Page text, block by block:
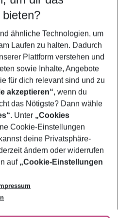
5-8 Nächte
anzeigen
ähnliche Technologien, um
Laufen zu halten. Dadurch
Plattform verstehen und
sowie Inhalte, Angebote
für dich relevant sind und zu
akzeptieren“, wenn du
das Nötigste? Dann wähle
. Unter „Cookies
Cookie-Einstellungen
deine Privatsphäre-
ändern oder widerrufen
auf „Cookie-Einstellungen